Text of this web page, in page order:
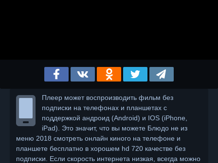
Плеер может воспроизводить фильм без
подписки на телефонах и планшетах с
поддержкой андроид (Android) и IOS (iPhone,
iPad). Это значит, что вы можете Блюдо не из
меню 2018 смотреть онлайн киного на телефоне и
планшете бесплатно в хорошем hd 720 качестве без
подписки. Если скорость интернета низкая, всегда можно